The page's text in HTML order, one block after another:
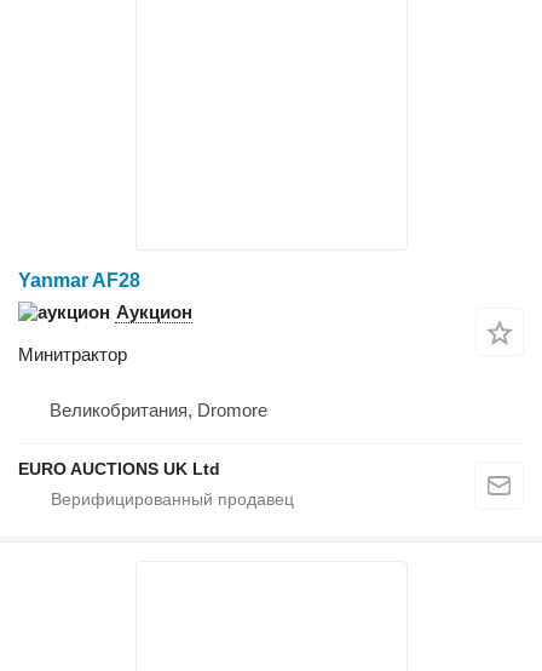
Yanmar AF28
Аукцион
Минитрактор
Великобритания, Dromore
EURO AUCTIONS UK Ltd